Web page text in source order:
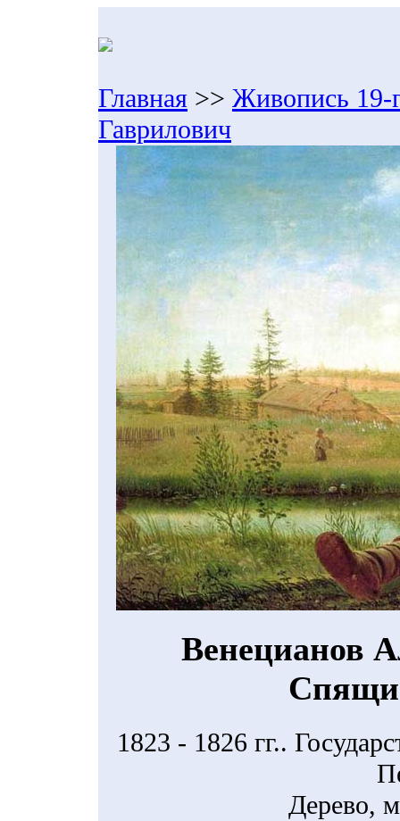
Главная >> Живопись 19-
Гаврилович
Венецианов
1823 - 1826 гг..
Дерево,